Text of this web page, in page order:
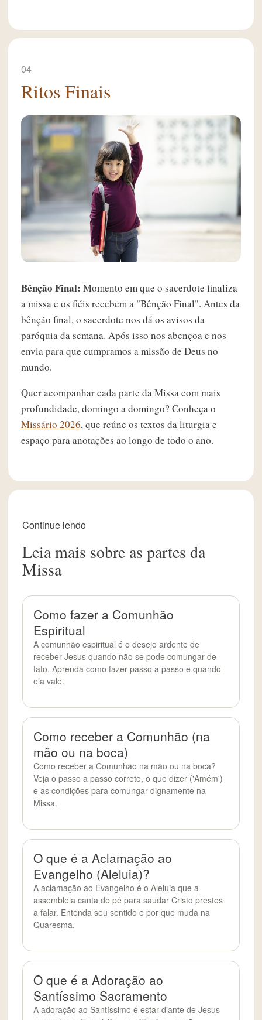
04
Ritos Finais
Bênção Final: Momento em que o sacerdote finaliza
a missa e os fiéis recebem a "Bênção Final". Antes da
bênção final, o sacerdote nos dá os avisos da
paróquia da semana. Após isso nos abençoa e nos
envia para que cumpramos a missão de Deus no
mundo.
Quer acompanhar cada parte da Missa com mais
profundidade, domingo a domingo? Conheça o
Missário 2026, que reúne os textos da liturgia e
espaço para anotações ao longo de todo o ano.
Continue lendo
Leia mais sobre as partes da
Missa
Como fazer a Comunhão
Espiritual
A comunhão espiritual é o desejo ardente de
receber Jesus quando não se pode comungar de
fato. Aprenda como fazer passo a passo e quando
ela vale.
Como receber a Comunhão (na
mão ou na boca)
Como receber a Comunhão na mão ou na boca?
Veja o passo a passo correto, o que dizer ('Amém')
e as condições para comungar dignamente na
Missa.
O que é a Aclamação ao
Evangelho (Aleluia)?
A aclamação ao Evangelho é o Aleluia que a
assembleia canta de pé para saudar Cristo prestes
a falar. Entenda seu sentido e por que muda na
Quaresma.
O que é a Adoração ao
Santíssimo Sacramento
A adoração ao Santíssimo é estar diante de Jesus